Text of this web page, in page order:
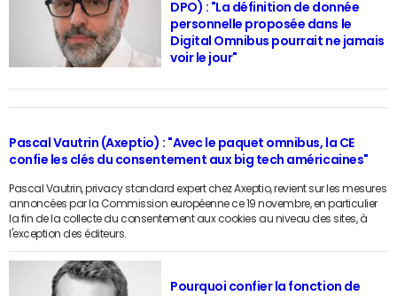
DPO) : "La définition de donnée
personnelle proposée dans le
Digital Omnibus pourrait ne jamais
voir le jour"
Pascal Vautrin (Axeptio) : "Avec le paquet omnibus, la CE
confie les clés du consentement aux big tech américaines"
Pascal Vautrin, privacy standard expert chez Axeptio, revient sur les mesures
annoncées par la Commission européenne ce 19 novembre, en particulier
la fin de la collecte du consentement aux cookies au niveau des sites, à
l'exception des éditeurs.
Pourquoi confier la fonction de